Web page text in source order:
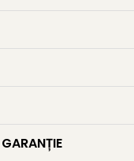
naturale de apă dulce